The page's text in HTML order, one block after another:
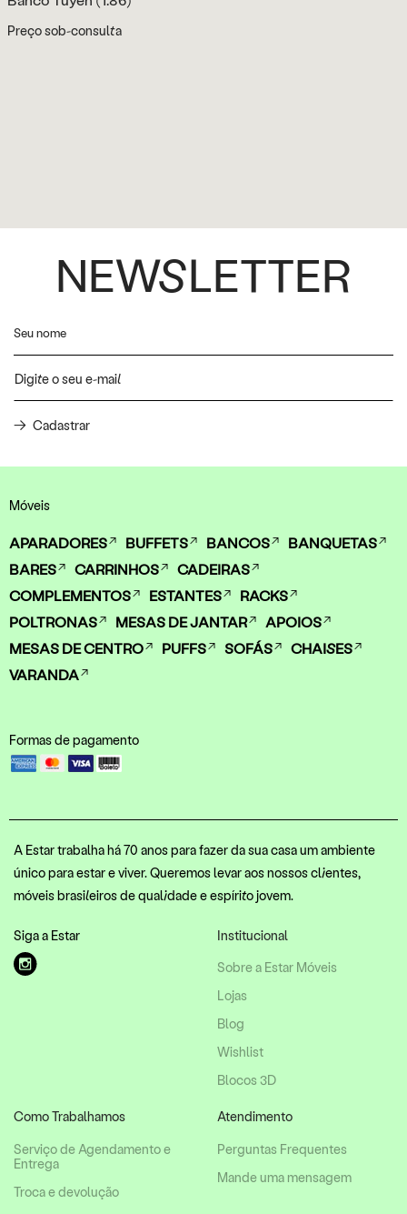
Preço sob-consulta
NEWSLETTER
Cadastrar
Móveis
APARADORES BUFFETS BANCOS
BANQUETAS
BARES
CARRINHOS
CADEIRAS
COMPLEMENTOS
ESTANTES
RACKS
POLTRONAS
MESAS DE JANTAR
APOIOS
MESAS DE CENTRO
PUFFS SOFÁS
CHAISES
VARANDA
Formas de pagamento
A Estar trabalha há 70 anos para fazer da sua casa um ambiente
único para estar e viver. Queremos levar aos nossos clientes,
móveis brasileiros de qualidade e espírito jovem.
Como Trabalhamos
Serviço de Agendamento e
Entrega
Troca e devolução
Institucional
Sobre a Estar Móveis
Lojas
Blog
Wishlist
Blocos 3D
Atendimento
Perguntas Frequentes
Mande uma mensagem
Siga a Estar